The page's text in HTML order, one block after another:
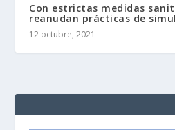
Con estrictas medidas
reanudan prácticas de
12 octubre, 2021